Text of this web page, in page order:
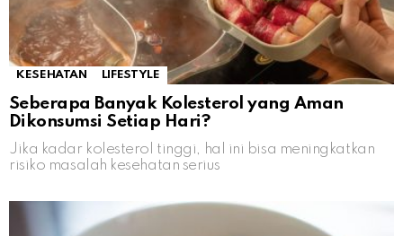
KESEHATAN LIFESTYLE
Seberapa Banyak Kolesterol yang Aman
Dikonsumsi Setiap Hari?
Jika kadar kolesterol tinggi, hal ini bisa meningkatkan
risiko masalah kesehatan serius